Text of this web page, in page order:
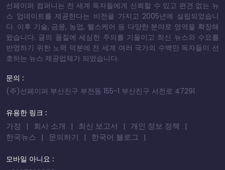
선페이퍼 컴퍼니는 전 세계 독자들에게 신뢰할 수 있고 편견 없는 뉴
스 업데이트를 제공한다는 비전을 가지고 2005년에 설립되었습니
다. 이후 기술, 금융, 농업, 헬스케어 등 다양한 분야로 영역을 확장해
왔습니다. 글의 품질에 세심한 주의를 기울이고 최신 뉴스와 수요를
반영하기 위한 노력 덕분에 전 세계 여러 국가의 수백만 독자들이 선
호하는 뉴스 제공업체가 되었습니다.
문의 :
(주)선페이퍼 부산진구 부전동 155-1 부산진구 서전로 47291
유용한 링크 :
가정 회사 소개 최신 보고서
개인 정보 정책
한국뉴스
문의하기 한국어 블로그
모바일 아니요 :